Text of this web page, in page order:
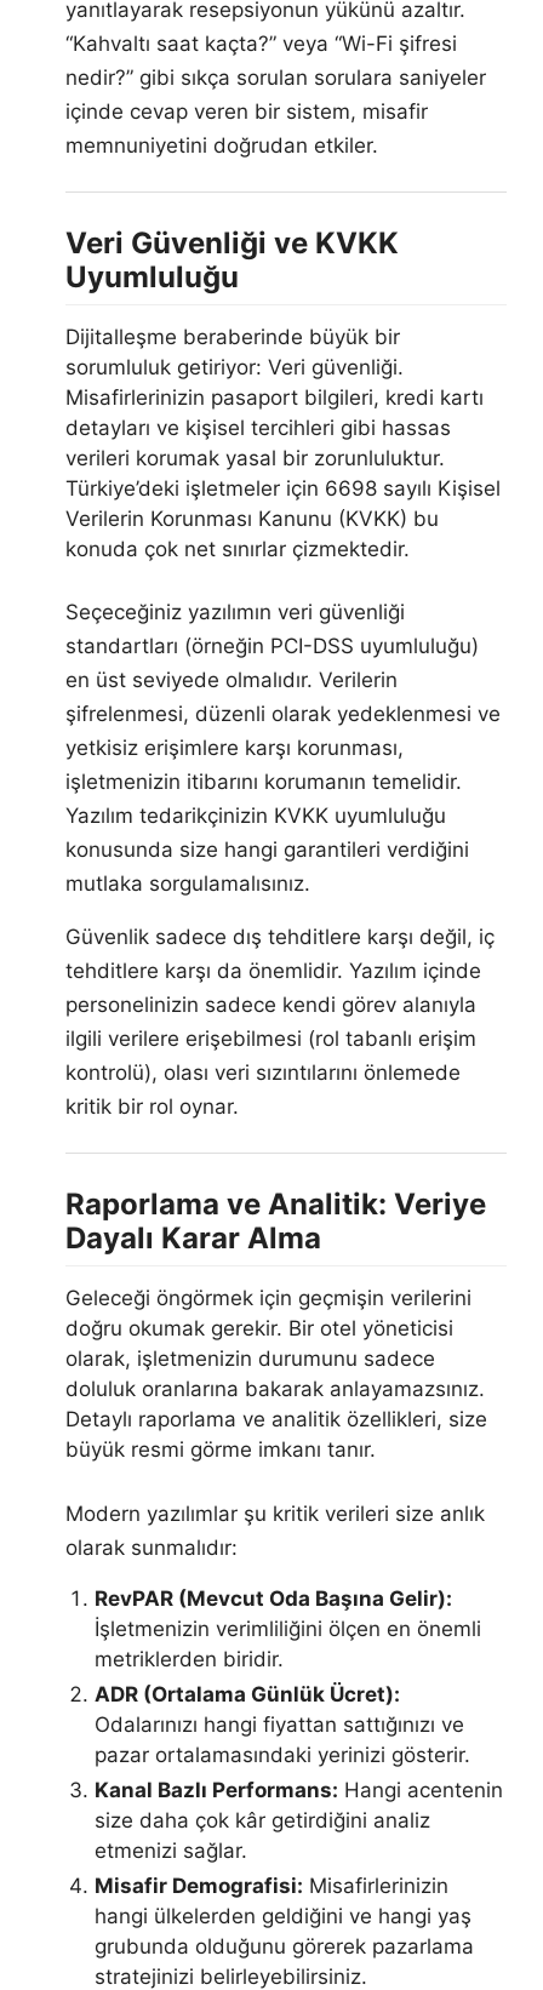
yanıtlayarak resepsiyonun yükünü azaltır.
“Kahvaltı saat kaçta?” veya “Wi-Fi şifresi
nedir?” gibi sıkça sorulan sorulara saniyeler
içinde cevap veren bir sistem, misafir
memnuniyetini doğrudan etkiler.
Veri Güvenliği ve KVKK
Uyumluluğu
Dijitalleşme beraberinde büyük bir
sorumluluk getiriyor: Veri güvenliği.
Misafirlerinizin pasaport bilgileri, kredi kartı
detayları ve kişisel tercihleri gibi hassas
verileri korumak yasal bir zorunluluktur.
Türkiye’deki işletmeler için 6698 sayılı Kişisel
Verilerin Korunması Kanunu (KVKK) bu
konuda çok net sınırlar çizmektedir.
Seçeceğiniz yazılımın veri güvenliği
standartları (örneğin PCI-DSS uyumluluğu)
en üst seviyede olmalıdır. Verilerin
şifrelenmesi, düzenli olarak yedeklenmesi ve
yetkisiz erişimlere karşı korunması,
işletmenizin itibarını korumanın temelidir.
Yazılım tedarikçinizin KVKK uyumluluğu
konusunda size hangi garantileri verdiğini
mutlaka sorgulamalısınız.
Güvenlik sadece dış tehditlere karşı değil, iç
tehditlere karşı da önemlidir. Yazılım içinde
personelinizin sadece kendi görev alanıyla
ilgili verilere erişebilmesi (rol tabanlı erişim
kontrolü), olası veri sızıntılarını önlemede
kritik bir rol oynar.
Raporlama ve Analitik: Veriye
Dayalı Karar Alma
Geleceği öngörmek için geçmişin verilerini
doğru okumak gerekir. Bir otel yöneticisi
olarak, işletmenizin durumunu sadece
doluluk oranlarına bakarak anlayamazsınız.
Detaylı raporlama ve analitik özellikleri, size
büyük resmi görme imkanı tanır.
Modern yazılımlar şu kritik verileri size anlık
olarak sunmalıdır:
RevPAR (Mevcut Oda Başına Gelir):
İşletmenizin verimliliğini ölçen en önemli
metriklerden biridir.
ADR (Ortalama Günlük Ücret):
Odalarınızı hangi fiyattan sattığınızı ve
pazar ortalamasındaki yerinizi gösterir.
Kanal Bazlı Performans: Hangi acentenin
size daha çok kâr getirdiğini analiz
etmenizi sağlar.
Misafir Demografisi: Misafirlerinizin
hangi ülkelerden geldiğini ve hangi yaş
grubunda olduğunu görerek pazarlama
stratejinizi belirleyebilirsiniz.